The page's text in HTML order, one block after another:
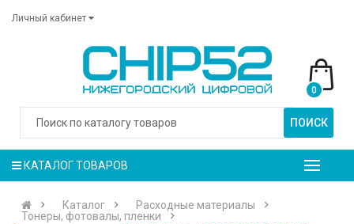
Личный кабинет
ПОИСК
0
КАТАЛОГ ТОВАРОВ
Каталог
Расходные материалы
Тонеры, фотовалы, пленки